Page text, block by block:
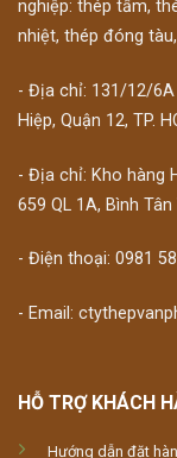
nghiệp: thép tấm,
nhiệt, thép đóng
- Địa chỉ: 131/12/6A
Hiệp, Quận 12, TP.
- Địa chỉ: Kho hàng
659 QL 1A, Bình
- Điện thoại: 0981
- Email:
HỖ TRỢ KHÁCH
Hướng dẫn đặt